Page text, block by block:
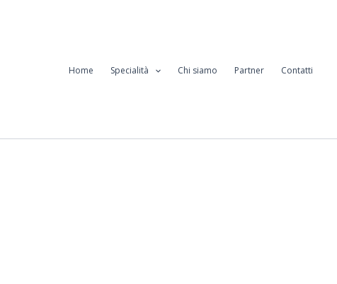
Home Specialità Chi siamo Partner Contatti